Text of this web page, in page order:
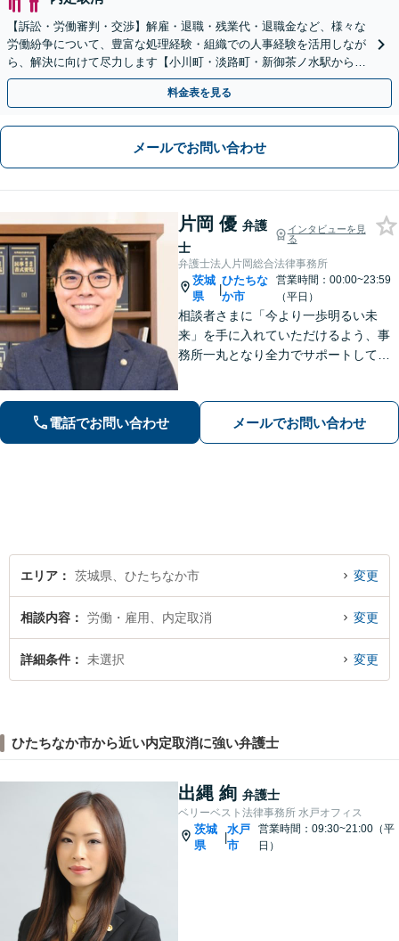
【訴訟・労働審判・交渉】解雇・退職・残業代・退職金など、様々な
労働紛争について、豊富な処理経験・組織での人事経験を活用しなが
ら、解決に向けて尽力します【小川町・淡路町・新御茶ノ水駅から約
1分、御茶ノ水駅も利用可】
料金表を見る
メールでお問い合わせ
片岡 優 弁護
士
インタビューを見
る
弁護士法人片岡総合法律事務所
茨城
県
|
ひたちな
か市
営業時間：00:00~23:59
（平日）
相談者さまに「今より一歩明るい未
来」を手に入れていただけるよう、事
務所一丸となり全力でサポートしてま
かした相続関連業務／交通事故などに
幅広く対応します【初回相談無料】
電話でお問い合わせ メールでお問い合わせ
エリア 茨城県、ひたちなか市 変更
相談内容 労働・雇用、内定取消 変更
詳細条件 未選択 変更
ひたちなか市から近い内定取消に強い弁護士
出縄 絢 弁護士
ベリーベスト法律事務所 水戸オフィス
茨城
県
|
水戸
市
営業時間：09:30~21:00（平
日）